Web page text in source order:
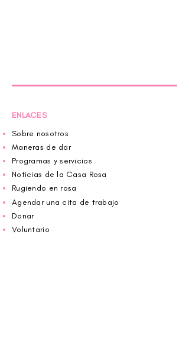
ENLACES
Sobre nosotros
Maneras de dar
Programas y servicios
Noticias de la Casa Rosa
Rugiendo en rosa
Agendar una cita de trabajo
Donar
Voluntario